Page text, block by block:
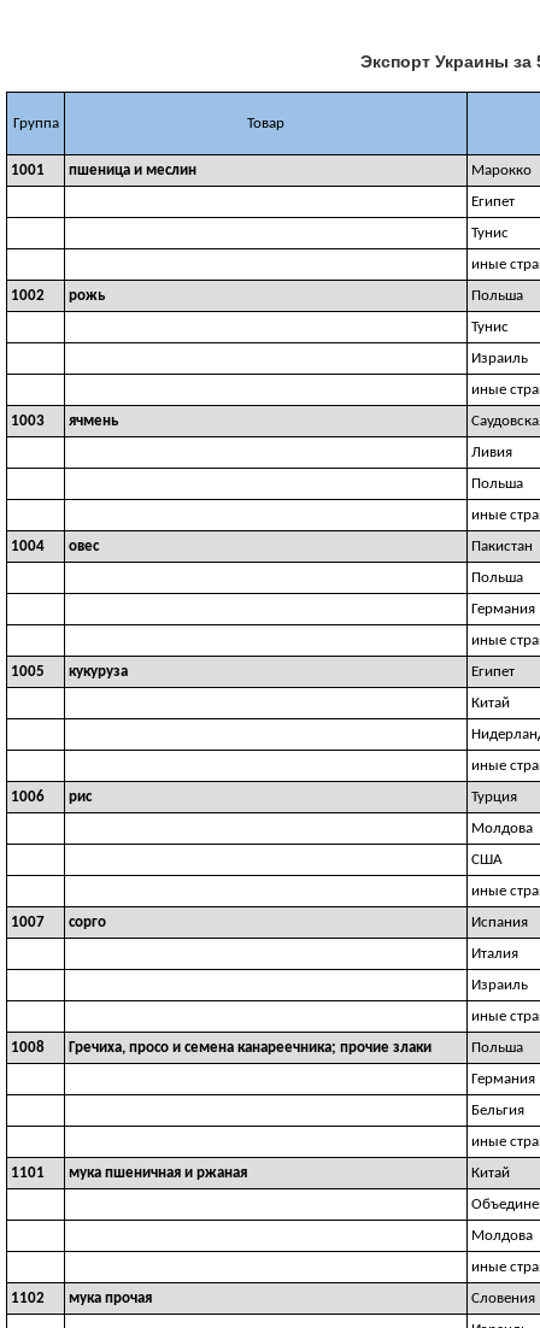
Экспорт Украины за
Группа Товар
1001 пшеница и меслин
Марокко
Египет
Тунис
иные
1002
рожь
Польша
Тунис
Израиль
иные
1003
ячмень
Ливия
Польша
иные
1004
овес
Пакистан
Польша
Германия
иные
1005
кукуруза
Египет
Китай
иные
1006
рис
Турция
Молдова
США
иные
1007
сорго
Испания
Италия
Израиль
иные
1008
Гречиха, просо и семена канареечника; прочие злаки
Польша
Германия
Бельгия
иные
1101
мука пшеничная и ржаная
Китай
Молдова
иные
1102
мука прочая
Словения